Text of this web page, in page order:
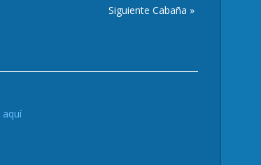
Siguiente Cabaña »
aquí